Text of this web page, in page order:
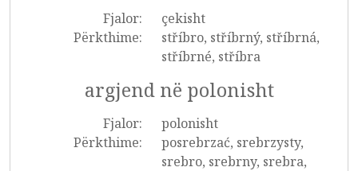
Fjalor:
çekisht
Përkthime:
stříbro, stříbrný, stříbrná,
stříbrné, stříbra
argjend në polonisht
Fjalor:
polonisht
Përkthime:
posrebrzać, srebrzysty,
srebro, srebrny, srebra,